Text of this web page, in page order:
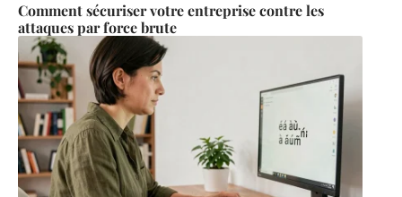
Comment sécuriser votre entreprise contre les
attaques par force brute